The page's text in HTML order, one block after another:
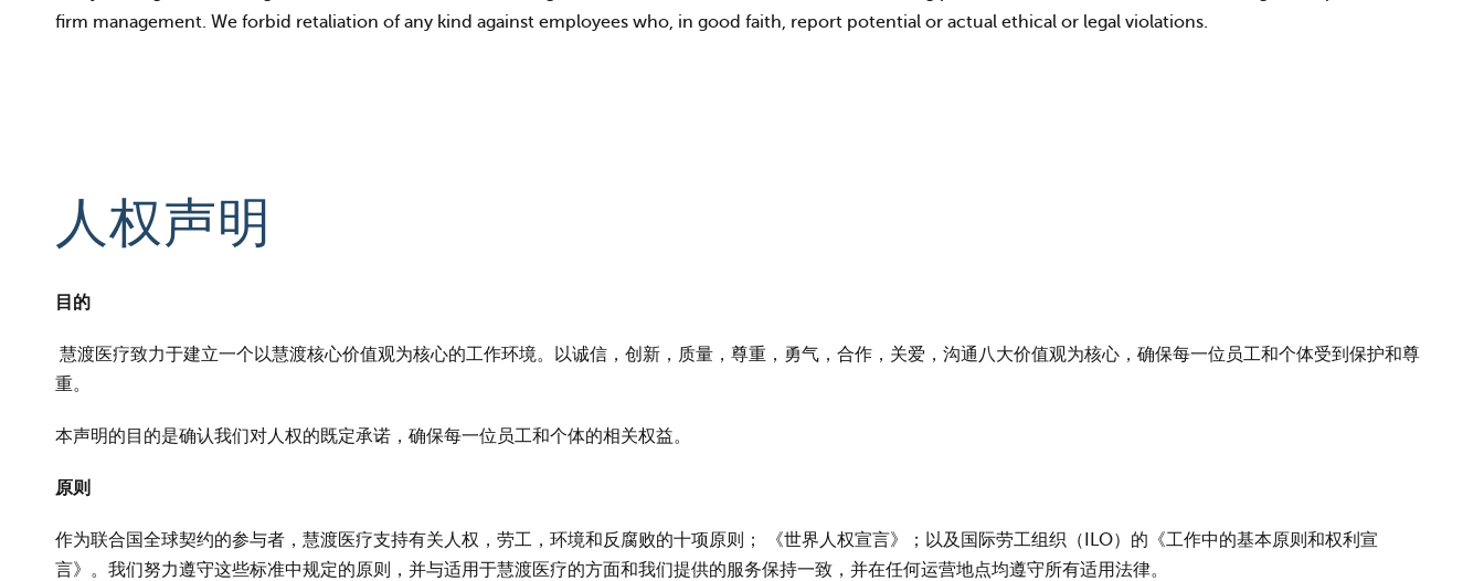
firm management. We forbid retaliation of any kind against employees who, in good faith, report potential or actual ethical or legal violations.
人权声明
目的
慧渡医疗致力于建立一个以慧渡核心价值观为核心的工作环境。以诚信，创新，质量，尊重，勇气，合作，关爱，沟通八大价值观为核心，确保每一位员工和个体受到保护和尊
重。
本声明的目的是确认我们对人权的既定承诺，确保每一位员工和个体的相关权益。
原则
作为联合国全球契约的参与者，慧渡医疗支持有关人权，劳工，环境和反腐败的十项原则； 《世界人权宣言》；以及国际劳工组织（ILO）的《工作中的基本原则和权利宣
言》。我们努力遵守这些标准中规定的原则，并与适用于慧渡医疗的方面和我们提供的服务保持一致，并在任何运营地点均遵守所有适用法律。